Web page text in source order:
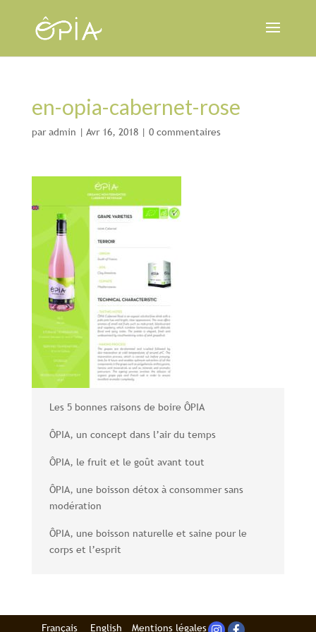
en-opia-cabernet-rose
paradmin | Avr 16, 2018| 0 commentaires
Les 5 bonnes raisons de boire ÔPIA
ÔPIA, un concept dans l’air du temps
ÔPIA, le fruit et le goût avant tout
ÔPIA, une boisson détox à consommer sans
modération
ÔPIA, une boisson naturelle et saine pour le
corps et l’esprit
Français English Mentions légales